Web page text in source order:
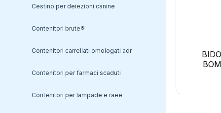
armadi per chimici in polietilene
armadi per infiammabili certificati
armadi per radioattivi
carrelli porta bombole
cestino per deiezioni canine
contenitori brute®
contenitori carrellati omologati adr
contenitori per farmaci scaduti
contenitori per lampade e raee